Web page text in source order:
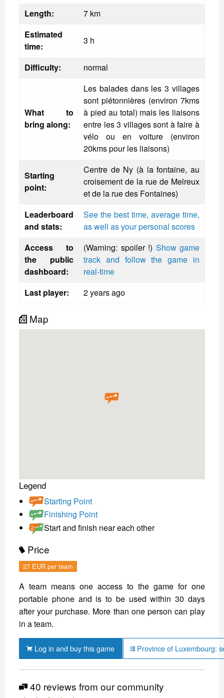
Length:
7 km
Estimated
time:
3 h
Difficulty: normal
What to
bring along:
Les balades dans les 3 villages
sont piétonnières (environ 7kms
à pied au total) mais les liaisons
entre les 3 villages sont à faire à
vélo ou en voiture (environ
20kms pour les liaisons)
Starting
point:
Centre de Ny (à la fontaine, au
croisement de la rue de Melreux
et de la rue des Fontaines)
Leaderboard
and stats:
See the best time, average time,
as well as your personal scores
Access to
the public
dashboard:
(Warning: spoiler !) Show game
track and follow the game in
real-time
Last player:
2 years ago
Map
Legend
Starting Point
Finishing Point
Start and finish near each other
Price
27 EUR per team
A team means one access to the game for one
portable phone and is to be used within 30 days
after your purchase. More than one person can play
in a team.
Log in and buy this game Province of Luxembourg:
40 reviews from our community